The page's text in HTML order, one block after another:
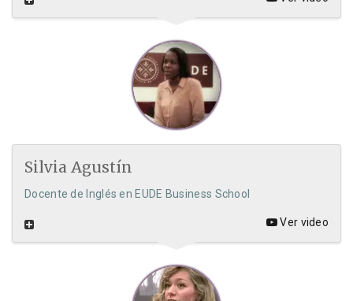
Silvia Agustín
Docente de Inglés en EUDE Business School
Ver video